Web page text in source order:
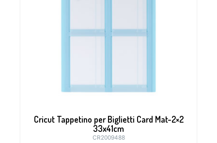
Cricut Tappetino per Biglietti Card Mat-2×2
33x41cm
CR2009488